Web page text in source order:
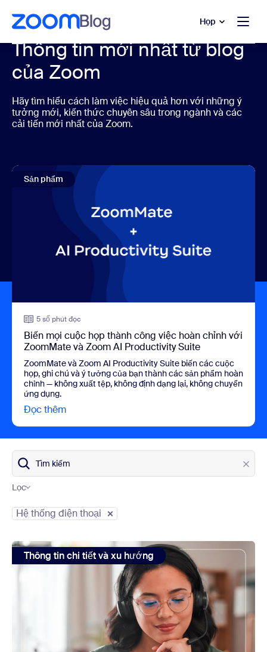
đến nội dung chính
trò chuyện trợ giúp Họp
Thông tin mới nhất từ blog
của Zoom
Hãy tìm hiểu cách làm việc hiệu quả hơn với những ý
tưởng mới, kiến thức chuyên sâu trong ngành và các
cải tiến mới nhất của Zoom.
Sản phẩm
5 số phút đọc
Biến mọi cuộc họp thành công việc hoàn chỉnh với
ZoomMate và Zoom AI Productivity Suite
ZoomMate và Zoom AI Productivity Suite biến các cuộc
họp, ghi chú và ý tưởng của bạn thành các sản phẩm hoàn
chỉnh — không xuất tệp, không định dạng lại, không chuyển
ứng dụng.
Đọc thêm
Tìm kiếm
Lọc
Hệ thống điện thoại
view: 32 số liệu thống kê về VoIP dành cho mọi doanh
Thông tin chi tiết và xu hướng